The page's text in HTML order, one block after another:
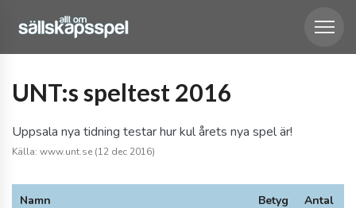
UNT:s speltest 2016
Uppsala nya tidning testar hur kul årets nya spel är!
Källa: www.unt.se (12 dec 2016)
Namn Betyg
Antal